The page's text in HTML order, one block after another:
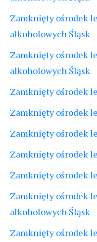
Zamknięty ośrodek
alkoholowych Śląsk
Zamknięty ośrodek
alkoholowych Śląsk
Zamknięty ośrodek
Zamknięty ośrodek
Zamknięty ośrodek
Zamknięty ośrodek
Zamknięty ośrodek
Zamknięty ośrodek
alkoholowych Śląsk
Zamknięty ośrodek